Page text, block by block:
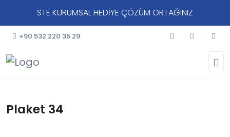
STE KURUMSAL HEDİYE ÇÖZÜM ORTAĞINIZ
+90 532 220 35 29
Plaket 34